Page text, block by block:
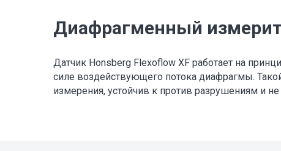
Диафрагменный
Датчик Honsberg Flexoflow XF работает на
силе воздействующего потока диафрагмы.
измерения, устойчив к против разрушениям и не